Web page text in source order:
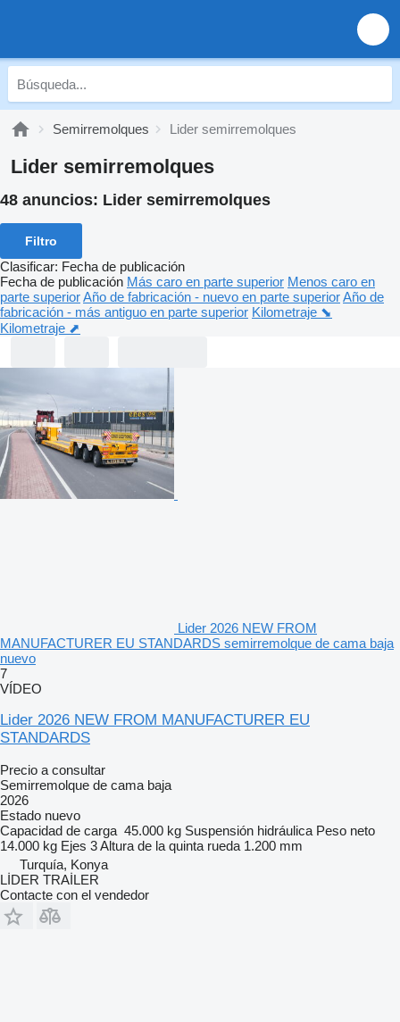
Semirremolques Lider semirremolques
Lider semirremolques
48 anuncios: Lider semirremolques
Filtro
Clasificar: Fecha de publicación
Fecha de publicación Más caro en parte superior Menos caro en
parte superiorAño de fabricación - nuevo en parte superiorAño de
fabricación - más antiguo en parte superior Kilometraje ⬊
Kilometraje ⬈
Lider 2026 NEW FROM
MANUFACTURER EU STANDARDS semirremolque de cama baja
nuevo
7
VÍDEO
Lider 2026 NEW FROM MANUFACTURER EU
STANDARDS
Precio a consultar
Semirremolque de cama baja
2026
Estado nuevo
Capacidad de carga 45.000 kg Suspensión hidráulica Peso neto
14.000 kg Ejes 3Altura de la quinta rueda 1.200 mm
Turquía, Konya
LİDER TRAİLER
Contacte con el vendedor